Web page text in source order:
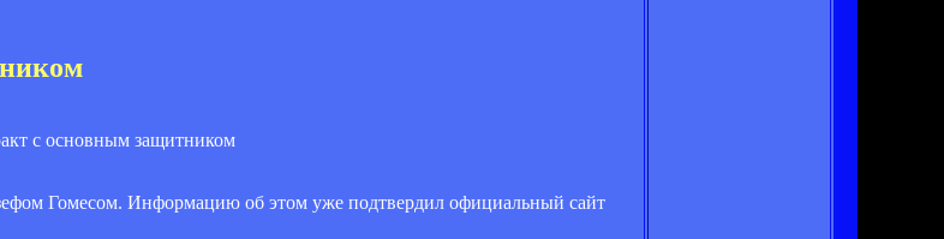
Гомесом. Информацию об этом уже подтвердил официальный сайт